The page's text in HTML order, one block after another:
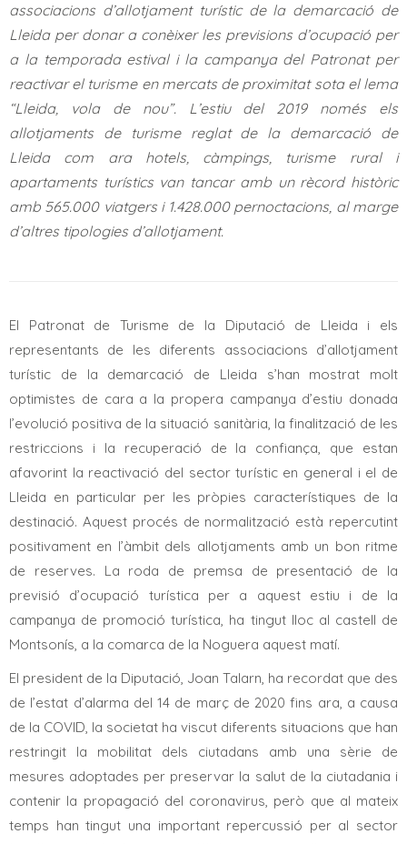
associacions d’allotjament turístic de la demarcació de
Lleida per donar a conèixer les previsions d’ocupació per
a la temporada estival i la campanya del Patronat per
reactivar el turisme en mercats de proximitat sota el lema
“Lleida, vola de nou”. L’estiu del 2019 només els
allotjaments de turisme reglat de la demarcació de
Lleida com ara hotels, càmpings, turisme rural i
apartaments turístics van tancar amb un rècord històric
amb 565.000 viatgers i 1.428.000 pernoctacions, al marge
d’altres tipologies d’allotjament.
El Patronat de Turisme de la Diputació de Lleida i els
representants de les diferents associacions d’allotjament
turístic de la demarcació de Lleida s’han mostrat molt
optimistes de cara a la propera campanya d’estiu donada
l’evolució positiva de la situació sanitària, la finalització de les
restriccions i la recuperació de la confiança, que estan
afavorint la reactivació del sector turístic en general i el de
Lleida en particular per les pròpies característiques de la
destinació. Aquest procés de normalització està repercutint
positivament en l’àmbit dels allotjaments amb un bon ritme
de reserves. La roda de premsa de presentació de la
previsió d’ocupació turística per a aquest estiu i de la
campanya de promoció turística, ha tingut lloc al castell de
Montsonís, a la comarca de la Noguera aquest matí.
El president de la Diputació, Joan Talarn, ha recordat que des
de l’estat d’alarma del 14 de març de 2020 fins ara, a causa
de la COVID, la societat ha viscut diferents situacions que han
restringit la mobilitat dels ciutadans amb una sèrie de
mesures adoptades per preservar la salut de la ciutadania i
contenir la propagació del coronavirus, però que al mateix
temps han tingut una important repercussió per al sector